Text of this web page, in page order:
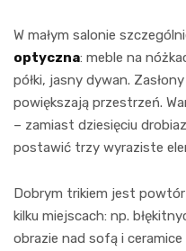
W małym salonie
optyczna: meble na
półki, jasny dywan.
powiększają przestrzeń.
– zamiast dziesięciu
postawić trzy wyraziste
Dobrym trikiem jest
kilku miejscach: np.
obrazie nad sofą i